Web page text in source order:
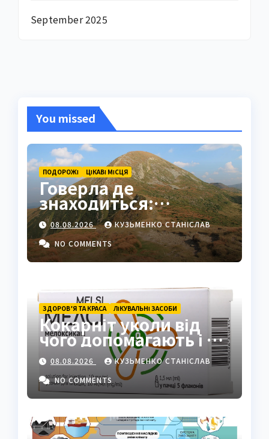
September 2025
You missed
ПОДОРОЖІ ЦІКАВІ МІСЦЯ
Говерла де
знаходиться:
найвища вершина
України в серці
Карпат
08.08.2026
КУЗЬМЕНКО СТАНІСЛАВ
NO COMMENTS
ЗДОРОВ’Я ТА КРАСА ЛІКУВАЛЬНІ ЗАСОБИ
Кокарніт уколи від
чого допомагають і як
працюють
08.08.2026
КУЗЬМЕНКО СТАНІСЛАВ
NO COMMENTS